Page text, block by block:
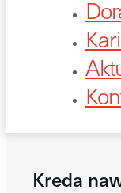
Kreda